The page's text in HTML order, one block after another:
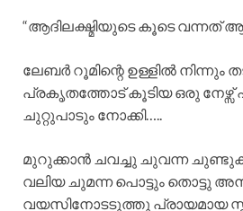
“ആദിലക്ഷ്മിയുടെ കൂടെ വന്നത്
ലേബർ റൂമിന്റെ ഉള്ളിൽ നിന്നും
പ്രകൃതത്തോട് കൂടിയ ഒരു നേഴ്സ്
ചുറ്റുപാടും നോക്കി…..
മുറുക്കാൻ ചവച്ചു ചുവന്ന
വലിയ ചുമന്ന പൊട്ടും തൊട്ടു
വയസിനോടടുത്തു പ്രായമായ